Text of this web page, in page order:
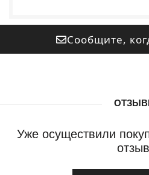
Сообщите,
Уже осуществили